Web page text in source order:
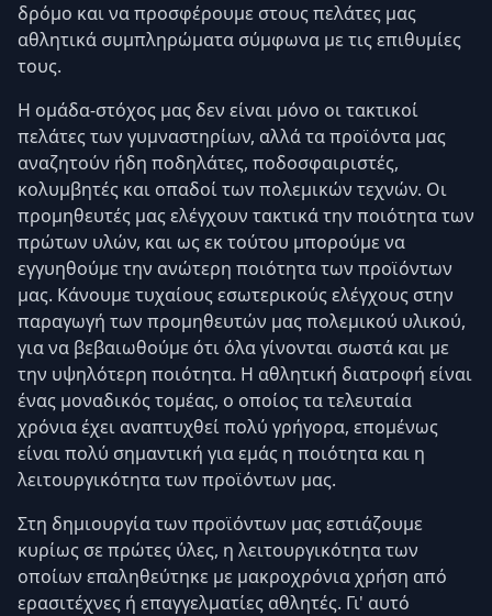
δρόμο και να προσφέρουμε στους πελάτες μας
αθλητικά συμπληρώματα σύμφωνα με τις επιθυμίες
τους.
Η ομάδα-στόχος μας δεν είναι μόνο οι τακτικοί
πελάτες των γυμναστηρίων, αλλά τα προϊόντα μας
αναζητούν ήδη ποδηλάτες, ποδοσφαιριστές,
κολυμβητές και οπαδοί των πολεμικών τεχνών. Οι
προμηθευτές μας ελέγχουν τακτικά την ποιότητα των
πρώτων υλών, και ως εκ τούτου μπορούμε να
εγγυηθούμε την ανώτερη ποιότητα των προϊόντων
μας. Κάνουμε τυχαίους εσωτερικούς ελέγχους στην
παραγωγή των προμηθευτών μας πολεμικού υλικού,
για να βεβαιωθούμε ότι όλα γίνονται σωστά και με
την υψηλότερη ποιότητα. Η αθλητική διατροφή είναι
ένας μοναδικός τομέας, ο οποίος τα τελευταία
χρόνια έχει αναπτυχθεί πολύ γρήγορα, επομένως
είναι πολύ σημαντική για εμάς η ποιότητα και η
λειτουργικότητα των προϊόντων μας.
Στη δημιουργία των προϊόντων μας εστιάζουμε
κυρίως σε πρώτες ύλες, η λειτουργικότητα των
οποίων επαληθεύτηκε με μακροχρόνια χρήση από
ερασιτέχνες ή επαγγελματίες αθλητές. Γι' αυτό